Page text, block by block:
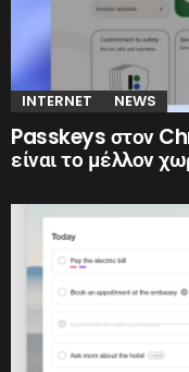
INTERNET NEWS
Passkeys στον
είναι το μέλλον